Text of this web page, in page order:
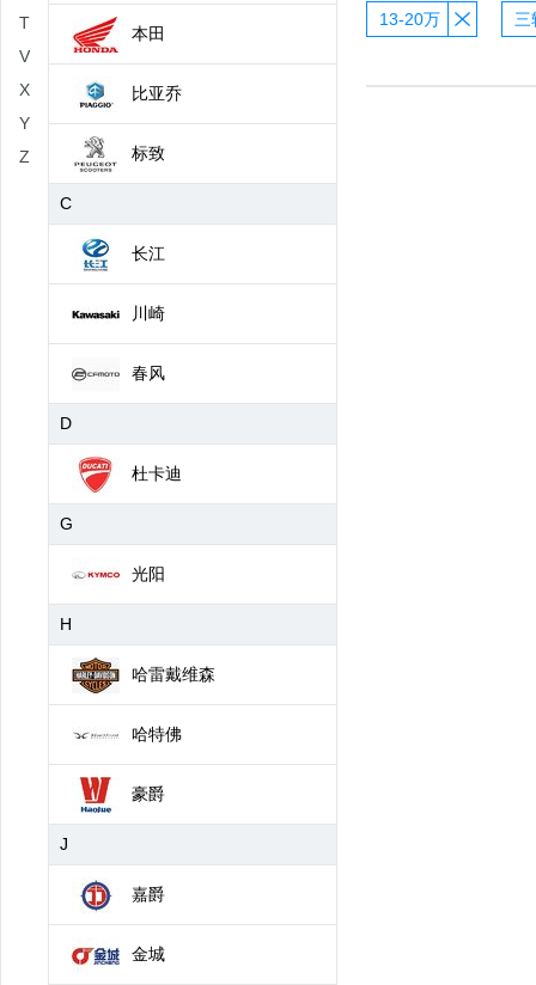
T
V
X
Y
Z
本田
比亚乔
标致
C
长江
川崎
春风
D
杜卡迪
G
光阳
H
哈雷戴维森
哈特佛
豪爵
J
嘉爵
金城
13-20万 三